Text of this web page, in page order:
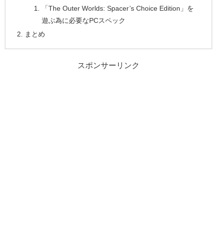
「The Outer Worlds: Spacer’s Choice Edition」を
遊ぶ為に必要なPCスペック
まとめ
スポンサーリンク